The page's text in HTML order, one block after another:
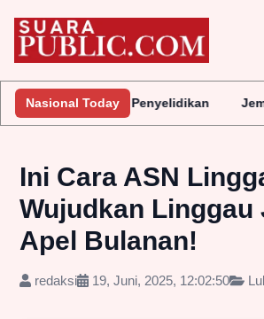
Nasional Today
Lakukan Penyelidikan Jembatan
Ini Cara ASN
Wujudkan Linggau
Apel Bulanan!
redaksi 19, Juni, 2025, 12:02:50